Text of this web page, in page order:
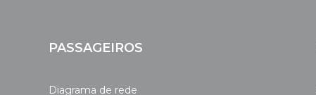
PASSAGEIROS
Diagrama de rede